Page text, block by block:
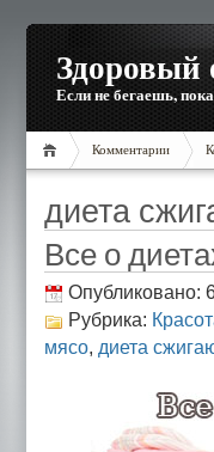
Здоровый
Если не бегаешь,
Комментарии
диета
Все о
Опубликовано:
Рубрика:
мясо, диета